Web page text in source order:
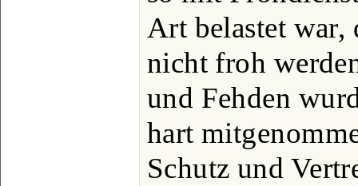
Art belastet war,
nicht froh
und Fehden
hart
Schutz und